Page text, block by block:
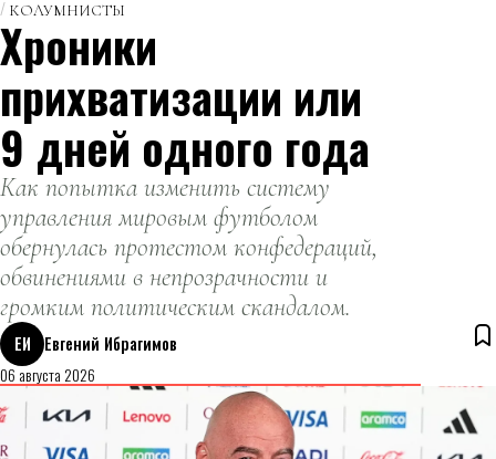
КОЛУМНИСТЫ
Хроники
прихватизации или
9 дней одного года
Как попытка изменить систему
управления мировым футболом
обернулась протестом конфедераций,
обвинениями в непрозрачности и
громким политическим скандалом.
ЕИ
Евгений Ибрагимов
06 августа 2026